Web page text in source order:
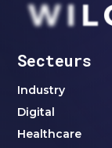
Secteurs
Industry
Digital
Healthcare